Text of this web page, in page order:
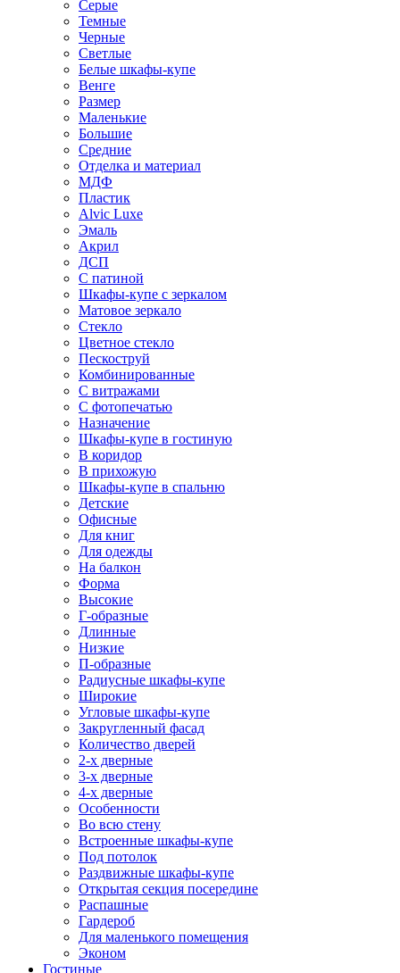
Серые
Темные
Черные
Светлые
Белые шкафы-купе
Венге
Размер
Маленькие
Большие
Средние
Отделка и материал
МДФ
Пластик
Alvic Luxe
Эмаль
Акрил
ДСП
С патиной
Шкафы-купе с зеркалом
Матовое зеркало
Стекло
Цветное стекло
Пескоструй
Комбинированные
С витражами
С фотопечатью
Назначение
Шкафы-купе в гостиную
В коридор
В прихожую
Шкафы-купе в спальню
Детские
Офисные
Для книг
Для одежды
На балкон
Форма
Высокие
Г-образные
Длинные
Низкие
П-образные
Радиусные шкафы-купе
Широкие
Угловые шкафы-купе
Закругленный фасад
Количество дверей
2-х дверные
3-х дверные
4-х дверные
Особенности
Во всю стену
Встроенные шкафы-купе
Под потолок
Раздвижные шкафы-купе
Открытая секция посередине
Распашные
Гардероб
Для маленького помещения
Эконом
Гостиные